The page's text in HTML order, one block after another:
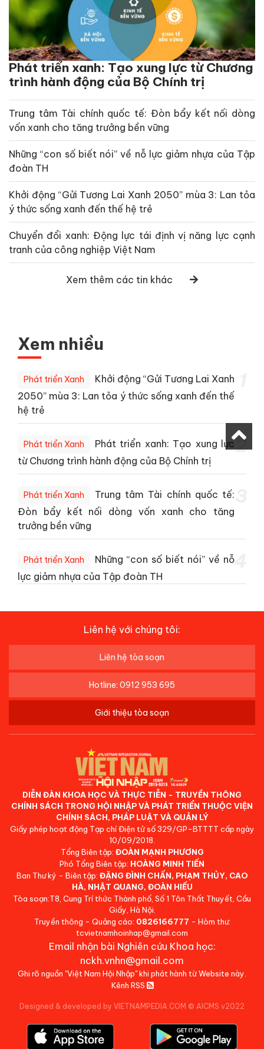
Phát triển xanh: Tạo xung lực từ Chương
trình hành động của Bộ Chính trị
Trung tâm Tài chính quốc tế: Đòn bẩy kết nối dòng
vốn xanh cho tăng trưởng bền vững
Những “con số biết nói” về nỗ lực giảm nhựa của Tập
đoàn TH
Khởi động “Gửi Tương Lai Xanh 2050” mùa 3: Lan tỏa
ý thức sống xanh đến thế hệ trẻ
Chuyển đổi xanh: Động lực tái định vị năng lực cạnh
tranh của công nghiệp Việt Nam
Xem thêm các tin khác
Xem nhiều
Phát triển Xanh
Khởi động “Gửi Tương Lai Xanh
2050” mùa 3: Lan tỏa ý thức sống xanh đến thế
hệ trẻ
Phát triển Xanh
Phát triển xanh: Tạo xung lực
từ Chương trình hành động của Bộ Chính trị
2
Phát triển Xanh
Trung tâm Tài chính quốc tế:
Đòn bẩy kết nối dòng vốn xanh cho tăng
trưởng bền vững
Phát triển Xanh
Những “con số biết nói” về nỗ
lực giảm nhựa của Tập đoàn TH
4
Liên hệ với chúng tôi:
Liên hệ tòa soạn
Hotline: 0912 953 695
Giới thiệu tòa soạn
DIỄN ĐÀN KHOA HỌC VÀ THỰC TIỄN - TRUYỀN THÔNG
CHÍNH SÁCH TRONG HỘI NHẬP VÀ PHÁT TRIỂN THUỘC VIỆN
CHÍNH SÁCH, PHÁP LUẬT VÀ QUẢN LÝ
Giấy phép hoạt động Tạp chí Điện tử số 329/GP-BTTTT cấp ngày
10/09/2018.
Tổng Biên tập: ĐOÀN MẠNH PHƯƠNG
Phó Tổng Biên tập: HOÀNG MINH TIẾN
Ban Thư ký - Biên tập: ĐẶNG ĐÌNH CHẤN, PHẠM THỦY, CAO
HÀ, NHẬT QUANG, ĐOÀN HIẾU
Tòa soạn:T8, Cung Trí thức Thành phố, Số 1 Tôn Thất Thuyết, Cầu
Giấy, Hà Nội.
Truyền thông - Quảng cáo: 0826166777 - Hòm thư:
tcvietnamhoinhap@gmail.com
Email nhận bài Nghiên cứu Khoa học:
nckh.vnhn@gmail.com
Ghi rõ nguồn "Việt Nam Hội Nhập" khi phát hành từ Website này.
Kênh RSS
Designed & developed by VIETNAMPEDIA.COM © AICMS v2022